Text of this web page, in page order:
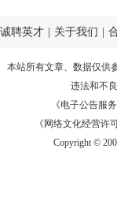
诚聘英才 关于我们
本站所有文章、数据仅供
违法和不
《电子公告服务
《网络文化经营许
Copyright ©